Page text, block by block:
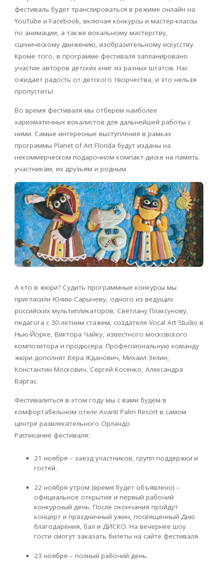
фестиваль будет транслироваться в режиме онлайн на
YouTube и Facebook, включая конкурсы и мастер-классы
по анимации, а также вокальному мастерству,
сценическому движению, изобразительному искусству.
Кроме того, в программе фестиваля запланировано
участие авторов детских книг из разных штатов. Нас
ожидает радость от детского творчества, и это нельзя
пропустить!
Во время фестиваля мы отберем наиболее
харизматичных вокалистов для дальнейшей работы с
ними. Самые интересные выступления в рамках
программы Planet of Art Florida будут изданы на
некоммерческом подарочном компакт-диске на память
участникам, их друзьям и родным.
А кто в жюри? Судить программные конкурсы мы
пригласили Юлию Сарычеву, одного из ведущих
российских мультипликаторов, Светлану Плаксунову,
педагога c 30-летним стажем, создателя Vocal Art Studio в
Нью-Йорке, Виктора Чайку, известного московского
композитора и продюсера. Профессиональную команду
жюри дополнят Вера Жданович, Михаил Зелин,
Константин Москович, Сергей Косенко, Александра
Варгас.
Фестивалиться в этом году мы с вами будем в
комфортабельном отеле Avanti Palm Resort в самом
центре развлекательного Орландо.
Расписание фестиваля:
21 ноября – заезд участников, групп поддержки и
гостей.
22 ноября утром (время будет объявлено) –
официальное открытие и первый рабочий
конкурсный день. После окончания пройдут
концерт и праздничный ужин, посвященный Дню
благодарения, бал и ДИСКО. На вечернее шоу
гости смогут заказать билеты на сайте фестиваля.
23 ноября – полный рабочий день.